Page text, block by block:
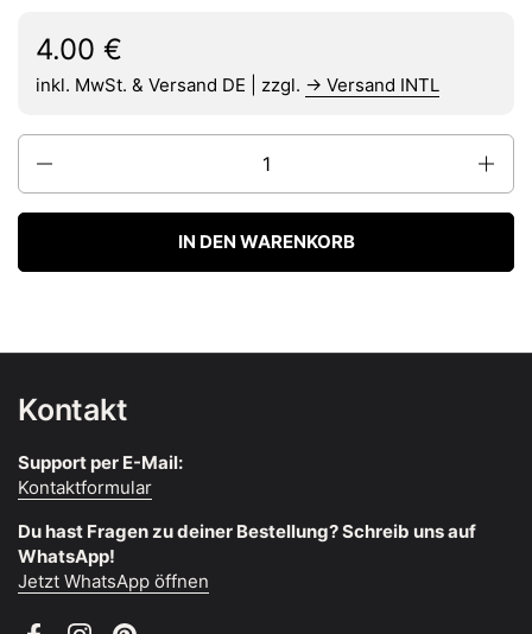
Preis:
4.00 €
Regulärer Preis:
inkl. MwSt. & Versand DE | zzgl. → Versand INTL
IN DEN WARENKORB
Kontakt
Support per E-Mail:
Kontaktformular
Du hast Fragen zu deiner Bestellung? Schreib uns auf
WhatsApp!
Jetzt WhatsApp öffnen